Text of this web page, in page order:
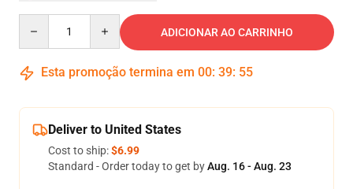
ADICIONAR AO CARRINHO
Esta promoção termina em 00: 39: 54
Deliver to United States
Cost to ship:$6.99
Standard - Order today to get byAug. 16 - Aug. 23